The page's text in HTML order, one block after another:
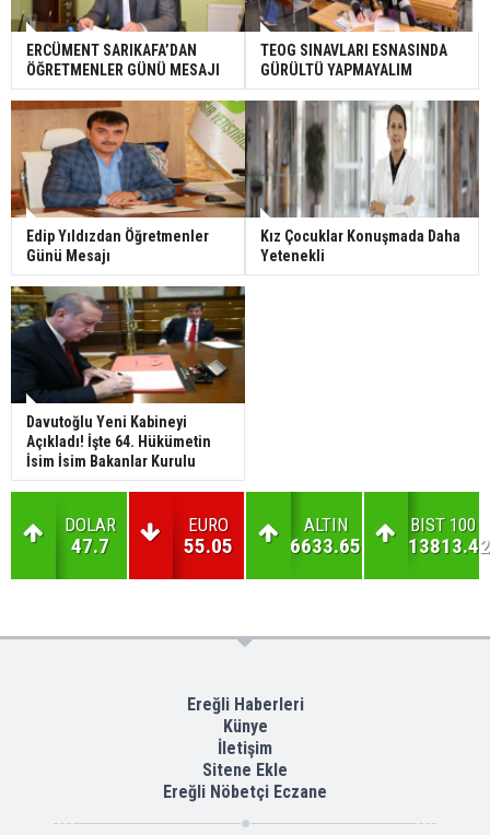
ERCÜMENT SARIKAFA’DAN
ÖĞRETMENLER GÜNÜ MESAJI
TEOG SINAVLARI ESNASINDA
GÜRÜLTÜ YAPMAYALIM
Edip Yıldızdan Öğretmenler
Günü Mesajı
Kız Çocuklar Konuşmada Daha
Yetenekli
Davutoğlu Yeni Kabineyi
Açıkladı! İşte 64. Hükümetin
İsim İsim Bakanlar Kurulu
DOLAR
47.7
EURO
55.05
ALTIN
6633.65
BIST 100
13813.42
Ereğli Haberleri
Künye
İletişim
Sitene Ekle
Ereğli Nöbetçi Eczane